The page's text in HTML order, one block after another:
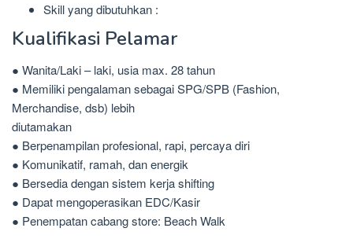
Skill yang dibutuhkan :
Kualifikasi Pelamar
● Wanita/Laki – laki, usia max. 28 tahun
● Memiliki pengalaman sebagai SPG/SPB (Fashion,
Merchandise, dsb) lebih
diutamakan
● Berpenampilan profesional, rapi, percaya diri
● Komunikatif, ramah, dan energik
● Bersedia dengan sistem kerja shifting
● Dapat mengoperasikan EDC/Kasir
● Penempatan cabang store: Beach Walk